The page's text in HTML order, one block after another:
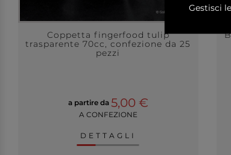
Coppetta fingerfood tulip
trasparente 70cc, confezione da 25
pezzi
a partire da 5,00 €
A CONFEZIONE
DETTAGLI
Gestisci